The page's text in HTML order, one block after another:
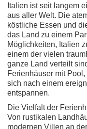
Italien ist seit langem
aus aller Welt. Die
köstliche Essen und
das Land zu einem
Möglichkeiten, Italien
einem der vielen
ganze Land verteilt
Ferienhäuser mit
sich nach einem
entspannen.
Die Vielfalt der
Von rustikalen
modernen Villen an